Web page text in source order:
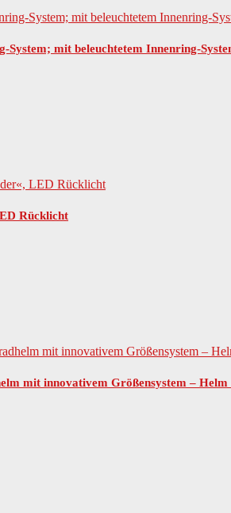
mit beleuchtetem Innenring-
Rücklicht
mit innovativem Größensystem –